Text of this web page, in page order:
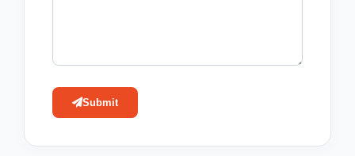
Submit